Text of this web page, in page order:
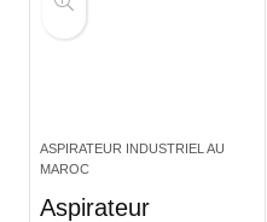
ASPIRATEUR INDUSTRIEL AU
MAROC
Aspirateur